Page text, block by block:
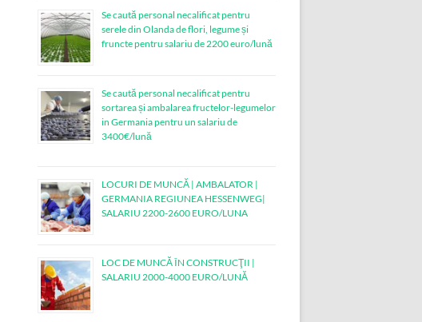
Se caută personal necalificat pentru
serele din Olanda de flori, legume și
fruncte pentru salariu de 2200 euro/lună
Se caută personal necalificat pentru
sortarea și ambalarea fructelor-legumelor
in Germania pentru un salariu de
3400€/lună
LOCURI DE MUNCĂ | AMBALATOR |
GERMANIA REGIUNEA HESSENWEG|
SALARIU 2200-2600 EURO/LUNA
LOC DE MUNCĂ ÎN CONSTRUCŢII |
SALARIU 2000-4000 EURO/LUNĂ